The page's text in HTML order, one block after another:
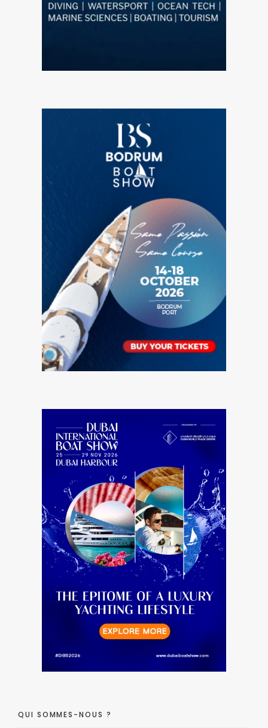
QUI SOMMES-NOUS ?